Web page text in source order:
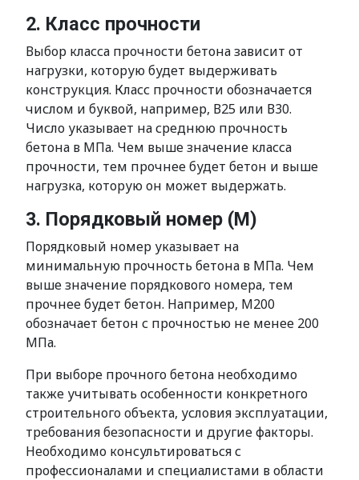
2. Класс прочности
Выбор класса прочности бетона зависит от
нагрузки, которую будет выдерживать
конструкция. Класс прочности обозначается
числом и буквой, например, В25 или В30.
Число указывает на среднюю прочность
бетона в МПа. Чем выше значение класса
прочности, тем прочнее будет бетон и выше
нагрузка, которую он может выдержать.
3. Порядковый номер (М)
Порядковый номер указывает на
минимальную прочность бетона в МПа. Чем
выше значение порядкового номера, тем
прочнее будет бетон. Например, М200
обозначает бетон с прочностью не менее 200
МПа.
При выборе прочного бетона необходимо
также учитывать особенности конкретного
строительного объекта, условия эксплуатации,
требования безопасности и другие факторы.
Необходимо консультироваться с
профессионалами и специалистами в области